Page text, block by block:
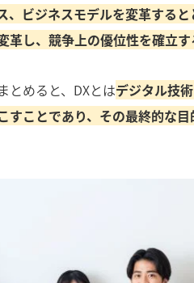
ビジネスモデルを変革すると
革し、競争上の優位性を確立す
とめると、DXとはデジタル技
すことであり、その最終的な